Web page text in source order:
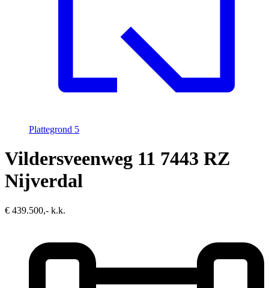
Plattegrond 5
Vildersveenweg 11 7443 RZ
Nijverdal
€ 439.500,- k.k.